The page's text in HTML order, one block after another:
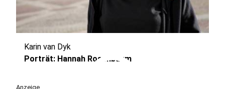
Karin van Dyk
Porträt: Hannah Rosenbaum
Anzeige